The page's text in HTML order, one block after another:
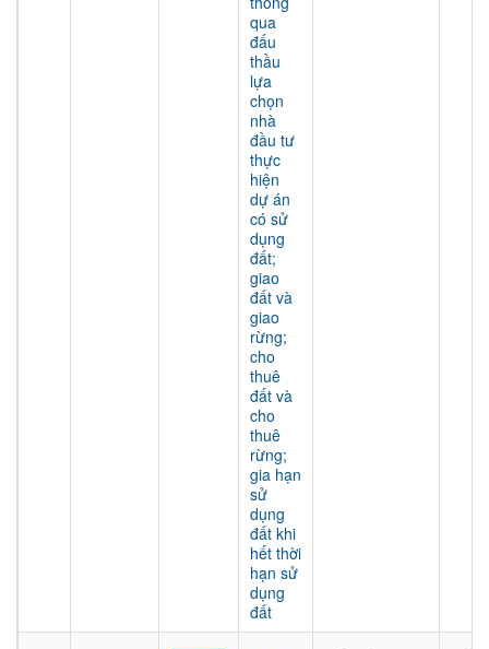
qua
đấu
thầu
lựa
chọn
nhà
đầu tư
thực
hiện
dự án
có sử
dụng
đất;
giao
đất và
giao
rừng;
cho
thuê
đất và
cho
thuê
rừng;
gia hạn
sử
dụng
đất khi
hết thời
hạn sử
dụng
đất